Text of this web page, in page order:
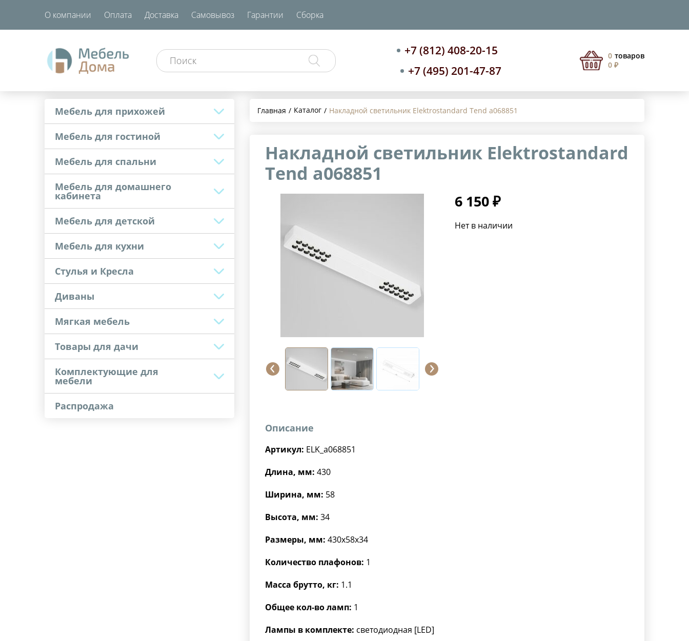
О компании Оплата Доставка Самовывоз Гарантии Сборка
+7 (812) 408-20-15
+7 (495) 201-47-87
0 товаров
0 ₽
Мебель для прихожей
Мебель для гостиной
Мебель для спальни
Мебель для домашнего
кабинета
Мебель для детской
Мебель для кухни
Стулья и Кресла
Диваны
Мягкая мебель
Товары для дачи
Комплектующие для
мебели
Распродажа
Главная Каталог Накладной светильник Elektrostandard Tend a068851
Накладной светильник Elektrostandard
Tend a068851
6 150 ₽
Нет в наличии
Описание
Артикул: ELK_a068851
Длина, мм: 430
Ширина, мм: 58
Высота, мм: 34
Размеры, мм: 430x58x34
Количество плафонов: 1
Масса брутто, кг: 1.1
Общее кол-во ламп: 1
Лампы в комплекте: светодиодная [LED]